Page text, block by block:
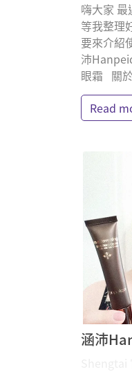
嗨大家
等我整理
要來介紹
沛
眼霜 關
Read